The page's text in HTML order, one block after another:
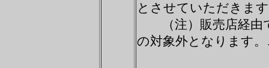
とさせていただきま
（注）販売店経由
の対象外となり